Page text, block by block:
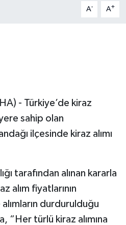
A- A+
- Türkiye’de kiraz
sahip olan
ilçesinde kiraz alımı
tarafından alınan kararla
alım fiyatlarının
durdurulduğu
“Her türlü kiraz alımına